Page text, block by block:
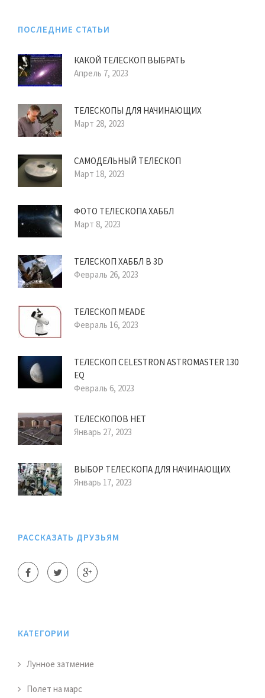
ПОСЛЕДНИЕ СТАТЬИ
КАКОЙ ТЕЛЕСКОП ВЫБРАТЬ
Апрель 7, 2023
ТЕЛЕСКОПЫ ДЛЯ НАЧИНАЮЩИХ
Март 28, 2023
САМОДЕЛЬНЫЙ ТЕЛЕСКОП
Март 18, 2023
ФОТО ТЕЛЕСКОПА ХАББЛ
Март 8, 2023
ТЕЛЕСКОП ХАББЛ В 3D
Февраль 26, 2023
ТЕЛЕСКОП MEADE
Февраль 16, 2023
ТЕЛЕСКОП CELESTRON ASTROMASTER 130
EQ
Февраль 6, 2023
ТЕЛЕСКОПОВ НЕТ
Январь 27, 2023
ВЫБОР ТЕЛЕСКОПА ДЛЯ НАЧИНАЮЩИХ
Январь 17, 2023
РАССКАЗАТЬ ДРУЗЬЯМ
КАТЕГОРИИ
Лунное затмение
Полет на марс